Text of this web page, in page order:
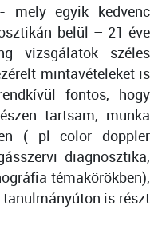
mely egyik kedvenc
belül – 21 éve
vizsgálatok széles
mintavételeket is
fontos, hogy
tartsam, munka
( pl color doppler
diagnosztika,
témakörökben),
is részt